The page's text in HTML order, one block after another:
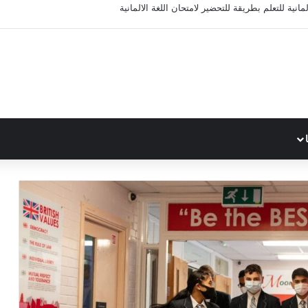
للتعلم بطريقة للتحضير لامتحان اللغة الالمانية